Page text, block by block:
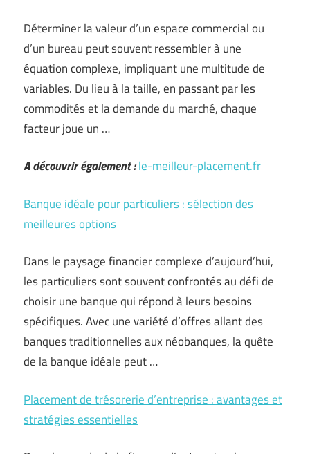
Déterminer la valeur d’un espace commercial ou
d’un bureau peut souvent ressembler à une
équation complexe, impliquant une multitude de
variables. Du lieu à la taille, en passant par les
commodités et la demande du marché, chaque
facteur joue un …
A découvrir également :le-meilleur-placement.fr
Banque idéale pour particuliers : sélection des
meilleures options
Dans le paysage financier complexe d’aujourd’hui,
les particuliers sont souvent confrontés au défi de
choisir une banque qui répond à leurs besoins
spécifiques. Avec une variété d’offres allant des
banques traditionnelles aux néobanques, la quête
de la banque idéale peut …
Placement de trésorerie d’entreprise : avantages et
stratégies essentielles